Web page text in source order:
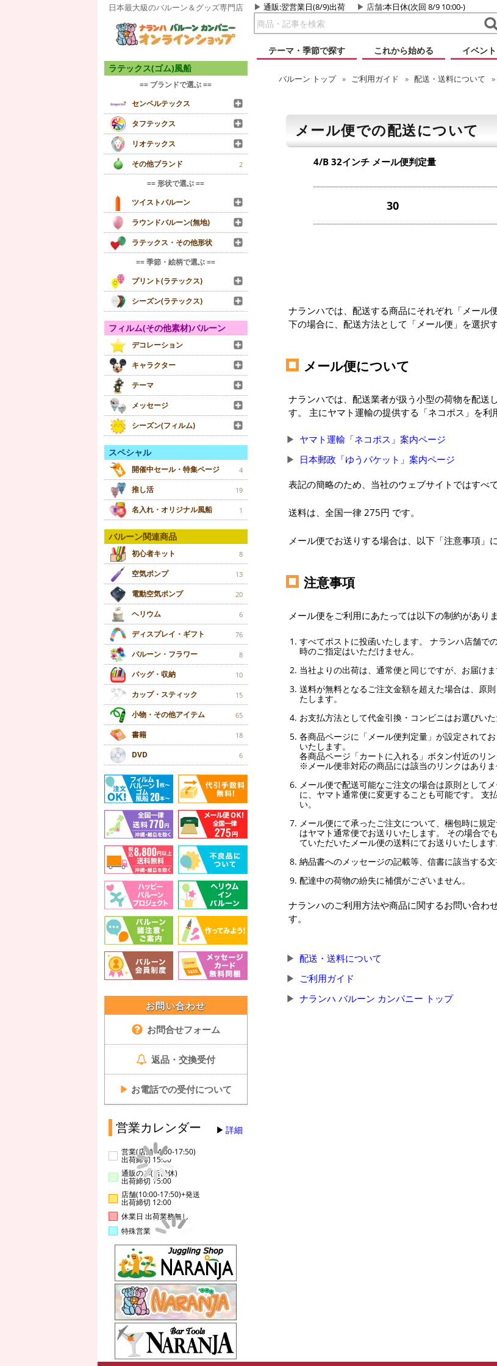
日本最大級のバルーン＆グッズ専門店 通販:翌営業日(8/9)出荷 店舗:本日休(次回 8/9 10:00-)
テーマ・季節で探す
これから始める イベン
ラテックス(ゴム)風船
== ブランドで選ぶ ==
センペルテックス
タフテックス
リオテックス
その他ブランド
2
== 形状で選ぶ ==
ツイストバルーン
ラウンドバルーン(無地)
ラテックス・その他形状
== 季節・絵柄で選ぶ ==
プリント(ラテックス)
シーズン(ラテックス)
フィルム(その他素材)バルーン
デコレーション
キャラクター
テーマ
メッセージ
シーズン(フィルム)
スペシャル
開催中セール・特集ページ 4
推し活 19
名入れ・オリジナル風船 1
バルーン関連商品
初心者キット 8
空気ポンプ 13
電動空気ポンプ 20
ヘリウム 6
ディスプレイ・ギフト 76
バルーン・フラワー 8
バッグ・収納 10
カップ・スティック 15
小物・その他アイテム 65
書籍 18
DVD 6
お問い合わせ
お問合せフォーム
返品・交換受付
▶ お電話での受付について
営業カレンダー 詳細
営業(店舗14:00-17:50)
出荷締切 15:00
通販のみ(店舗休)
出荷締切 15:00
店舗(10:00-17:50)+発送
出荷締切 12:00
休業日 出荷業務無し
特殊営業
バルーン トップ ご利用ガイド 配送・送料について
メール便での配送について
4/B 32インチ メール便判定量
30
ナランハでは、配送する商品にそれぞれ「メール
下の場合に、配送方法として「メール便」を選択
メール便について
ナランハでは、配送業者が扱う小型の荷物を配送
す。 主にヤマト運輸の提供する「ネコポス」を利
ヤマト運輸「ネコポス」案内ページ
日本郵政「ゆうパケット」案内ページ
表記の簡略のため、当社のウェブサイトではすべ
送料は、全国一律 275円 です。
メール便でお送りする場合は、以下「注意事項」
注意事項
メール便をご利用にあたっては以下の制約があり
すべてポストに投函いたします。 ナランハ店舗で
時のご指定はいただけません。
当社よりの出荷は、通常便と同じですが、お届け
送料が無料となるご注文金額を超えた場合は、原
たします。
お支払方法として代金引換・コンビニはお選びいた
各商品ページに「メール便判定量」が設定されて
いたします。
各商品ページ「カートに入れる」ボタン付近のリン
※メール便非対応の商品には該当のリンクはありま
メール便で配送可能なご注文の場合は原則として
に、ヤマト通常便に変更することも可能です。 支
い。
メール便にて承ったご注文について、梱包時に規
はヤマト通常便でお送りいたします。 その場合で
ていただいたメール便の送料にてお送りいたします
納品書へのメッセージの記載等、信書に該当する
配達中の荷物の紛失に補償がございません。
ナランハのご利用方法や商品に関するお問い合わせ
す。
配送・送料について
ご利用ガイド
ナランハ バルーン カンパニー トップ